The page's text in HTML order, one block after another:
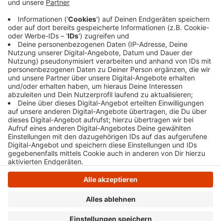
seines Spielmobils Geld bekommen.
Veröffentlicht:Freitag, 25.08.2023 14:10
Anzeige
Anzeige